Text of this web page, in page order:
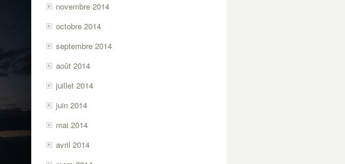
novembre 2014
octobre 2014
septembre 2014
août 2014
juillet 2014
juin 2014
mai 2014
avril 2014